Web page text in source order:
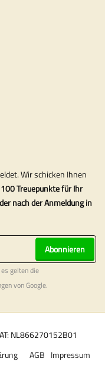
Wir schicken Ihnen
Treuepunkte für Ihr
nach der Anmeldung in
Abonnieren
gelten die
von Google.
NL866270152B01
Impressum
AGB